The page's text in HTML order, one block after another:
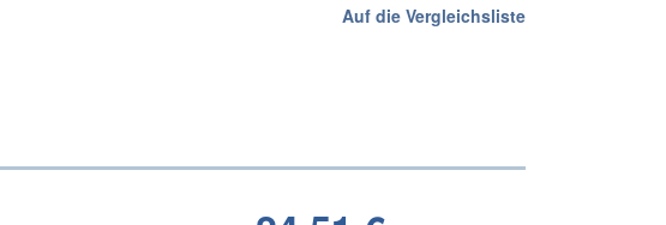
Auf die Vergleichsliste